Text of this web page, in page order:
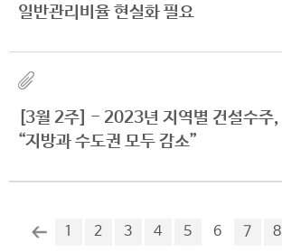
일반관리비율 현실화 필요
[3월 2주] - 2023년 지역별 건설수주,
“지방과 수도권 모두 감소”
1 2 3 4 5 6 7 8